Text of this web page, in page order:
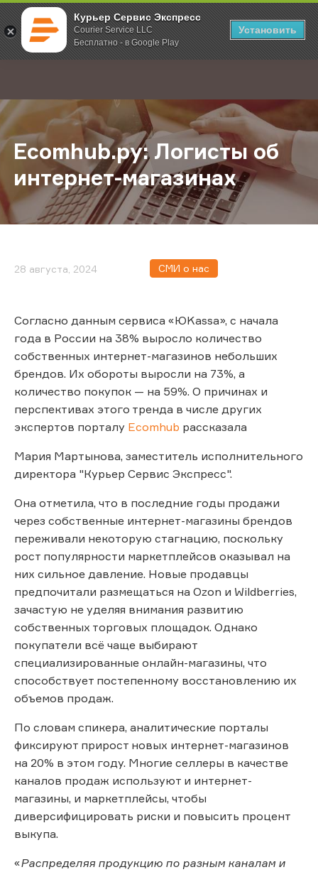
Курьер Сервис Экспресс
Courier Service LLC
Бесплатно - в Google Play
Установить
; Главная О компании Новости Ecomhub.ру: Логисты об
Ecomhub.ру: Логисты об
интернет-магазинах
28 августа, 2024 СМИ о нас
Согласно данным сервиса «ЮKassa», с начала
года в России на 38% выросло количество
собственных интернет-магазинов небольших
брендов. Их обороты выросли на 73%, а
количество покупок — на 59%. О причинах и
перспективах этого тренда в числе других
экспертов порталу Ecomhub рассказала
Мария Мартынова, заместитель исполнительного
директора "Курьер Сервис Экспресс".
Она отметила, что в последние годы продажи
через собственные интернет-магазины брендов
переживали некоторую стагнацию, поскольку
рост популярности маркетплейсов оказывал на
них сильное давление. Новые продавцы
предпочитали размещаться на Ozon и Wildberries,
зачастую не уделяя внимания развитию
собственных торговых площадок. Однако
покупатели всё чаще выбирают
специализированные онлайн-магазины, что
способствует постепенному восстановлению их
объемов продаж.
По словам спикера, аналитические порталы
фиксируют прирост новых интернет-магазинов
на 20% в этом году. Многие селлеры в качестве
каналов продаж используют и интернет-
магазины, и маркетплейсы, чтобы
диверсифицировать риски и повысить процент
выкупа.
«Распределяя продукцию по разным каналам и